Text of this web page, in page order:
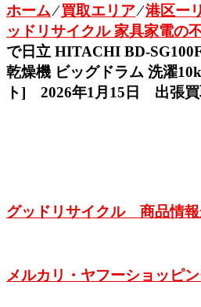
ホーム⁄買取エリア⁄港区ー
ッドリサイクル 家具家電の
で日立 HITACHI BD-
乾燥機 ビッグドラム 洗濯
ト] 2026年1月15日 出張買
グッドリサイクル 商品情報
メルカリ・ヤフーショッピ